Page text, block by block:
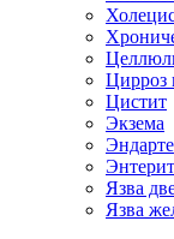
Цирроз
Цистит
Экзема
Энтерит
Язва
Язва